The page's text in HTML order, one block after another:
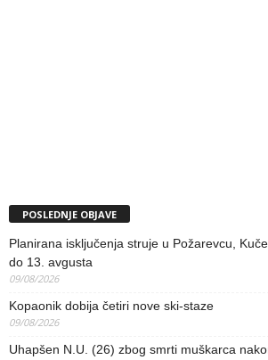
POSLEDNJE OBJAVE
Planirana isključenja struje u Požarevcu,
do 13. avgusta
09/08/2026
Kopaonik dobija četiri nove ski-staze
09/08/2026
Uhapšen N.U. (26) zbog smrti muškarca